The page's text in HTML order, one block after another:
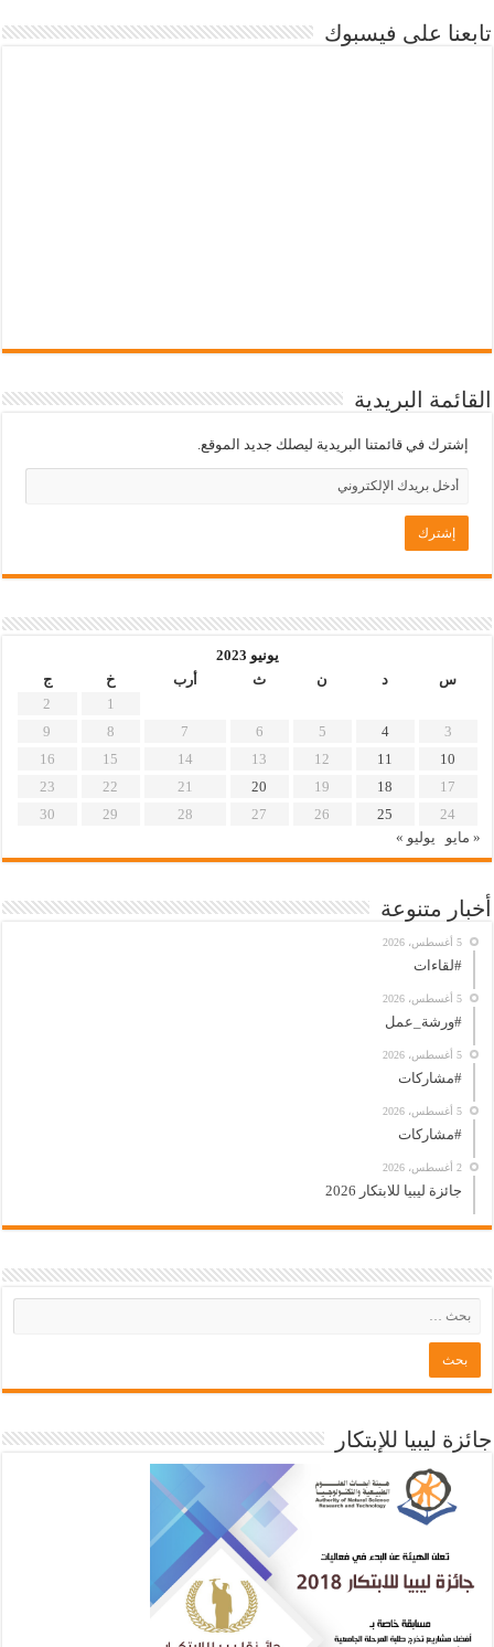
تابعنا على فيسبوك
القائمة البريدية
إشترك في قائمتنا البريدية ليصلك جديد الموقع.
يونيو 2023
س
د ن ث أرب خ
ج
1
2
3
4
5
6
7
8
9
10
11
12
13
14
15
16
17
18
19
20
21
22
23
24
25
26
27
28
29
30
« مايو
يوليو »
أخبار متنوعة
5 أغسطس، 2026
#لقاءات
5 أغسطس، 2026
#ورشة_عمل
5 أغسطس، 2026
#مشاركات
5 أغسطس، 2026
#مشاركات
2 أغسطس، 2026
جائزة ليبيا للابتكار 2026
جائزة ليبيا للإبتكار